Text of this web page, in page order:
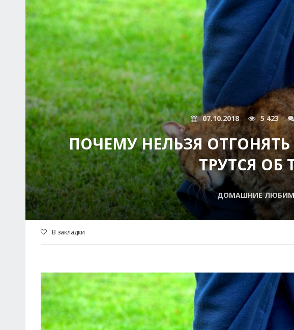
07.10.2018 5 423
ПОЧЕМУ НЕЛЬЗЯ
ТРУТСЯ ОБ
ДОМАШНИЕ
В закладки